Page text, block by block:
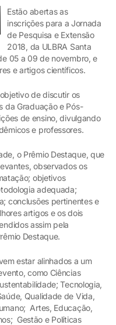
Estão abertas as
inscrições para a Jornada
de Pesquisa e Extensão
2018, da ULBRA Santa
05 a 09 de novembro, e
e artigos científicos.
de discutir os
da Graduação e Pós-
de ensino, divulgando
e professores.
o Prêmio Destaque, que
observados os
objetivos
adequada;
conclusões pertinentes e
artigos e os dois
assim pela
Destaque.
estar alinhados a um
como Ciências
Tecnologia,
Qualidade de Vida,
Artes, Educação,
Gestão e Políticas